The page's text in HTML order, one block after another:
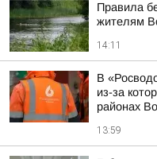
Правила
жителям
14:11
В
из-за
районах
13:59